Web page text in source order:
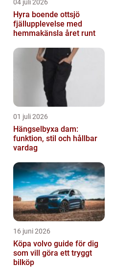
04 juli 2026
Hyra boende ottsjö
fjällupplevelse med
hemmakänsla året runt
01 juli 2026
Hängselbyxa dam:
funktion, stil och hållbar
vardag
16 juni 2026
Köpa volvo guide för dig
som vill göra ett tryggt
bilköp